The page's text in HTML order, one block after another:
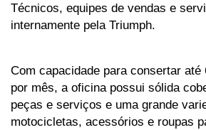
Técnicos, equipes de vendas e
internamente pela Triumph.
Com capacidade para consertar até
por mês, a oficina possui sólida
peças e serviços e uma grande
motocicletas, acessórios e roupas